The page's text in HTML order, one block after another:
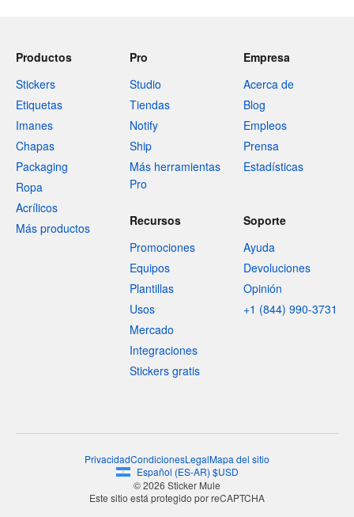
Productos
Stickers
Etiquetas
Imanes
Chapas
Packaging
Ropa
Acrílicos
Más productos
Pro
Studio
Tiendas
Notify
Ship
Más herramientas
Pro
Empresa
Acerca de
Blog
Empleos
Prensa
Estadísticas
Recursos
Promociones
Equipos
Plantillas
Usos
Mercado
Integraciones
Stickers gratis
Soporte
Ayuda
Devoluciones
Opinión
+1 (844) 990-3731
PrivacidadCondicionesLegalMapa del sitio
Español (ES-AR) $USD
© 2026 Sticker Mule
Este sitio está protegido por reCAPTCHA